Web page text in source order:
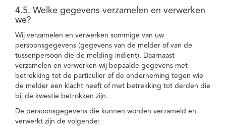
4.5. Welke gegevens verzamelen en verwerken
we?
Wij verzamelen en verwerken sommige van uw
persoonsgegevens (gegevens van de melder of van de
tussenpersoon die de melding indient). Daarnaast
verzamelen en verwerken wij bepaalde gegevens met
betrekking tot de particulier of de onderneming tegen wie
de melder een klacht heeft of met betrekking tot derden die
bij de kwestie betrokken zijn.
De persoonsgegevens die kunnen worden verzameld en
verwerkt zijn de volgende: